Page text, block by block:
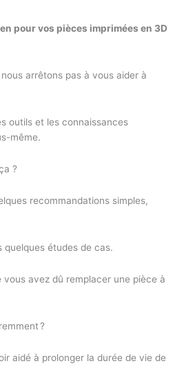
pour vos pièces imprimées en 3D
arrêtons pas à vous aider à
outils et les connaissances
même.
?
recommandations simples,
quelques études de cas.
vous avez dû remplacer une pièce à
?
aidé à prolonger la durée de vie de